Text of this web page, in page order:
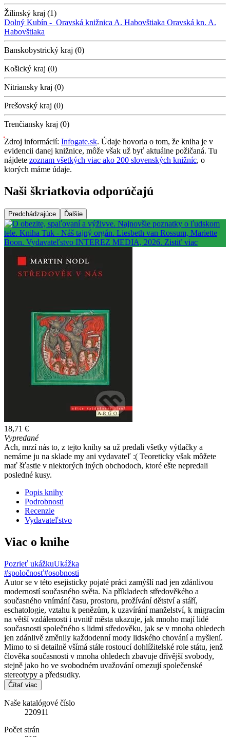
Žilinský kraj (1)
Dolný Kubín - Oravská knižnica A. Habovštiaka Oravská kn. A.
Habovštiaka
Banskobystrický kraj (0)
Košický kraj (0)
Nitriansky kraj (0)
Prešovský kraj (0)
Trenčiansky kraj (0)
Zdroj informácií: Infogate.sk. Údaje hovoria o tom, že kniha je v
evidencii danej knižnice, môže však už byť aktuálne požičaná. Tu
nájdete zoznam všetkých viac ako 200 slovenských knižníc, o
ktorých máme údaje.
Naši škriatkovia odporúčajú
Predchádzajúce Ďalšie
18,71 €
Vypredané
Ach, mrzí nás to, z tejto knihy sa už predali všetky výtlačky a
nemáme ju na sklade my ani vydavateľ :( Teoreticky však môžete
mať šťastie v niektorých iných obchodoch, ktoré ešte nepredali
posledné kusy.
Popis knihy
Podrobnosti
Recenzie
Vydavateľstvo
Viac o knihe
Pozrieť ukážkuUkážka
#spoločnosť#osobnosti
Autor se v této esejisticky pojaté práci zamýšlí nad jen zdánlivou
moderností současného světa. Na příkladech středověkého a
současného vnímání času, prostoru, prožívání dětství a stáří,
eschatologie, vztahu k penězům, k uzavírání manželství, k migracím
na větší vzdálenosti i uvnitř města ukazuje, jak mnoho mají lidé
současnosti společného s lidmi středověku, jak se v mnoha ohledech
jen zdánlivě změnily každodenní mody lidského chování a myšlení.
Mimo to si detailně všímá stále rostoucí dohlížitelské role státu, jenž
člověka současnosti v mnoha ohledech zbavuje dřívější svobody,
stejně jako ho ve svobodném uvažování omezují společenské
stereotypy a předsudky.
Čítať viac
Naše katalógové číslo
220911
Počet strán